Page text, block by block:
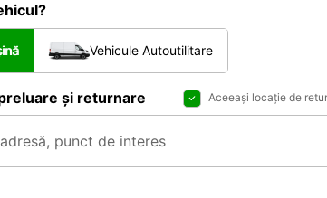
Vehicule Autoutilitare
și returnare Aceeași locație de